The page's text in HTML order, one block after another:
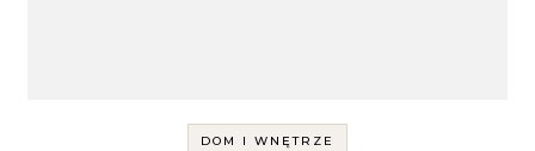
DOM I WNĘTRZE